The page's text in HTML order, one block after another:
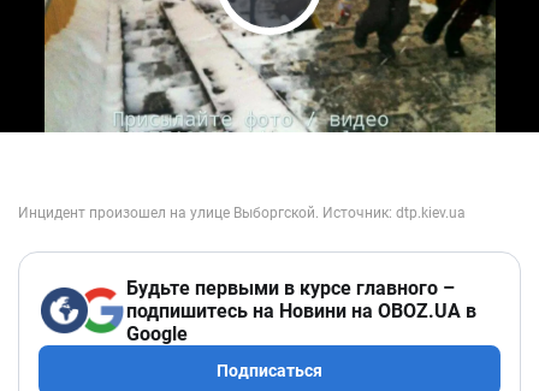
Play Video
Будьте первыми в курсе главного –
подпишитесь на Новини на OBOZ.UA в
Google
Подписаться